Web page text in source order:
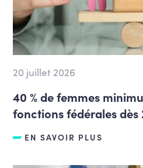
20 juillet 2026
40 % de femmes
fonctions fédérales dès
EN SAVOIR PLUS